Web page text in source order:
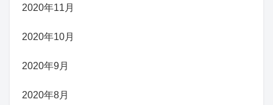
2020年11月
2020年10月
2020年9月
2020年8月